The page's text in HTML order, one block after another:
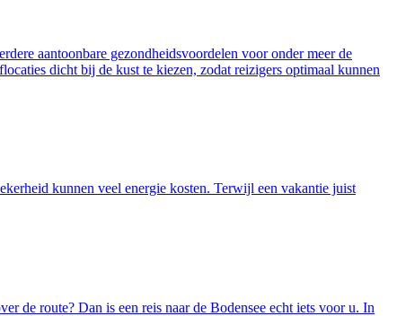
aantoonbare gezondheidsvoordelen voor onder meer de
dicht bij de kust te kiezen, zodat reizigers optimaal kunnen
kunnen veel energie kosten. Terwijl een vakantie juist
de route? Dan is een reis naar de Bodensee echt iets voor u. In